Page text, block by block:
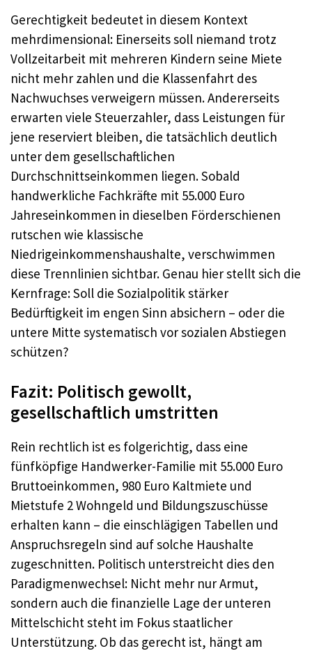
Gerechtigkeit bedeutet in diesem Kontext
mehrdimensional: Einerseits soll niemand trotz
Vollzeitarbeit mit mehreren Kindern seine Miete
nicht mehr zahlen und die Klassenfahrt des
Nachwuchses verweigern müssen. Andererseits
erwarten viele Steuerzahler, dass Leistungen für
jene reserviert bleiben, die tatsächlich deutlich
unter dem gesellschaftlichen
Durchschnittseinkommen liegen. Sobald
handwerkliche Fachkräfte mit 55.000 Euro
Jahreseinkommen in dieselben Förderschienen
rutschen wie klassische
Niedrigeinkommenshaushalte, verschwimmen
diese Trennlinien sichtbar. Genau hier stellt sich die
Kernfrage: Soll die Sozialpolitik stärker
Bedürftigkeit im engen Sinn absichern – oder die
untere Mitte systematisch vor sozialen Abstiegen
schützen?
Fazit: Politisch gewollt,
gesellschaftlich umstritten
Rein rechtlich ist es folgerichtig, dass eine
fünfköpfige Handwerker-Familie mit 55.000 Euro
Bruttoeinkommen, 980 Euro Kaltmiete und
Mietstufe 2 Wohngeld und Bildungszuschüsse
erhalten kann – die einschlägigen Tabellen und
Anspruchsregeln sind auf solche Haushalte
zugeschnitten. Politisch unterstreicht dies den
Paradigmenwechsel: Nicht mehr nur Armut,
sondern auch die finanzielle Lage der unteren
Mittelschicht steht im Fokus staatlicher
Unterstützung. Ob das gerecht ist, hängt am